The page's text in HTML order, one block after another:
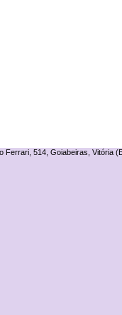
Ferrari, 514, Goiabeiras, Vitória